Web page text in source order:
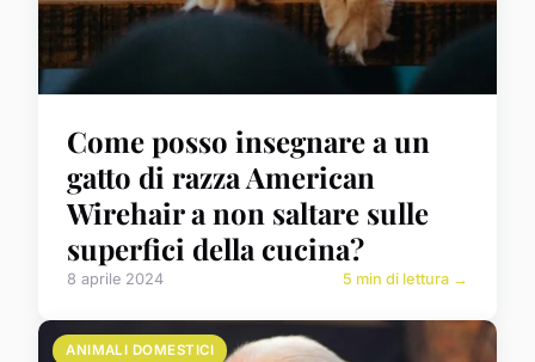
Come posso insegnare a un
gatto di razza American
Wirehair a non saltare sulle
superfici della cucina?
8 aprile 2024 5 min di lettura →
ANIMALI DOMESTICI